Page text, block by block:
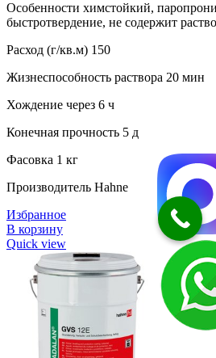
Особенности химстойкий,
быстротвердение, не содержит
Расход (г/кв.м) 150
Жизнеспособность раствора 20 мин
Хождение через 6 ч
Конечная прочность 5 д
Фасовка 1 кг
Производитель Hahne
Избранное
В корзину
Quick view